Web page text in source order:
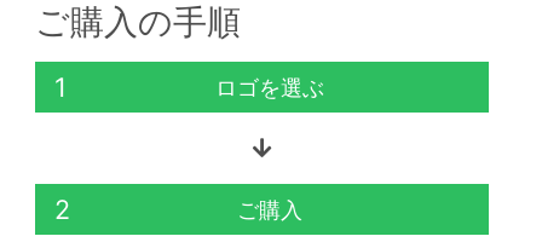
ご購入の手順
1 ロゴを選ぶ
2 ご購入